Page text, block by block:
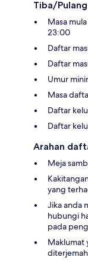
Tiba/Pulang
Masa
23:00
Daftar
Daftar
Umur
Masa
Daftar
Daftar
Arahan
Meja
yang
Jika anda
hubungi
pada
Maklumat